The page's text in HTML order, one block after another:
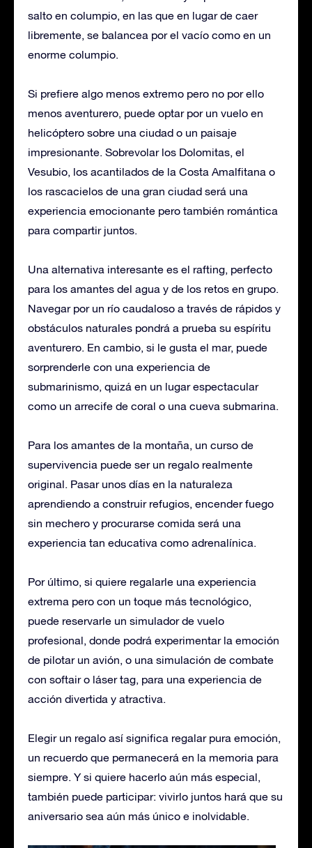
salto en columpio, en las que en lugar de caer
libremente, se balancea por el vacío como en un
enorme columpio.
Si prefiere algo menos extremo pero no por ello
menos aventurero, puede optar por un vuelo en
helicóptero sobre una ciudad o un paisaje
impresionante. Sobrevolar los Dolomitas, el
Vesubio, los acantilados de la Costa Amalfitana o
los rascacielos de una gran ciudad será una
experiencia emocionante pero también romántica
para compartir juntos.
Una alternativa interesante es el rafting, perfecto
para los amantes del agua y de los retos en grupo.
Navegar por un río caudaloso a través de rápidos y
obstáculos naturales pondrá a prueba su espíritu
aventurero. En cambio, si le gusta el mar, puede
sorprenderle con una experiencia de
submarinismo, quizá en un lugar espectacular
como un arrecife de coral o una cueva submarina.
Para los amantes de la montaña, un curso de
supervivencia puede ser un regalo realmente
original. Pasar unos días en la naturaleza
aprendiendo a construir refugios, encender fuego
sin mechero y procurarse comida será una
experiencia tan educativa como adrenalínica.
Por último, si quiere regalarle una experiencia
extrema pero con un toque más tecnológico,
puede reservarle un simulador de vuelo
profesional, donde podrá experimentar la emoción
de pilotar un avión, o una simulación de combate
con softair o láser tag, para una experiencia de
acción divertida y atractiva.
Elegir un regalo así significa regalar pura emoción,
un recuerdo que permanecerá en la memoria para
siempre. Y si quiere hacerlo aún más especial,
también puede participar: vivirlo juntos hará que su
aniversario sea aún más único e inolvidable.